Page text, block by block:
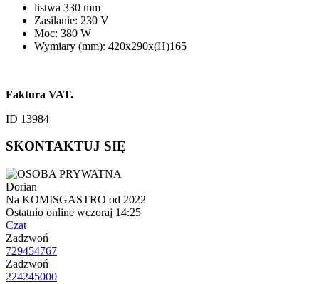
listwa 330 mm
Zasilanie: 230 V
Moc: 380 W
Wymiary (mm): 420x290x(H)165
Faktura VAT.
ID 13984
SKONTAKTUJ SIĘ
Dorian
Na KOMISGASTRO od 2022
Ostatnio online wczoraj 14:25
Czat
Zadzwoń
729454767
Zadzwoń
224245000